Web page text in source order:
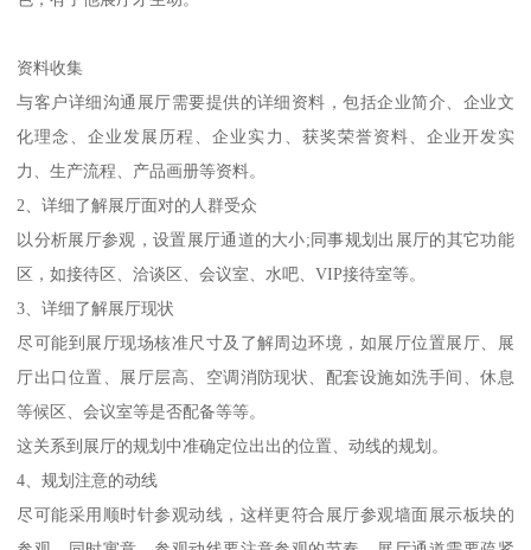
汉象展厅策划需要将展厅编写成一本围绕主题的真实生动的故事,故
事需要时间、空间等逻辑来做串联，即主线，也是说，我们可以把
展厅各区用时间或空间顺序串联起来。不具备策划能力的公司，展
厅的各个展项没有相关的逻辑顺序，甚至主次颠倒，让参观者参观
完后一团雾水，造型再特别也没有了灵魂的碰撞的火花，更别说留
下深刻的印象了。
3、提炼各级标题
展厅像大树需要大量的枝叶围绕主干的修饰及果实的点缀一般，也
需要大量的各级标题来点缀，汉象展厅策划师是根据整理的资料提
炼出相应的展厅的枝干叶果，赋予展厅大量的细节来充实展厅。
4、提炼亮点
汉象展厅策划师围绕主次标题需要提炼各区的象征性的抽象形体，
给设计师以美学具象化，成为展厅的亮点。
因此展厅策划是一个展厅设计行业的职业，他是展厅灵魂师的角